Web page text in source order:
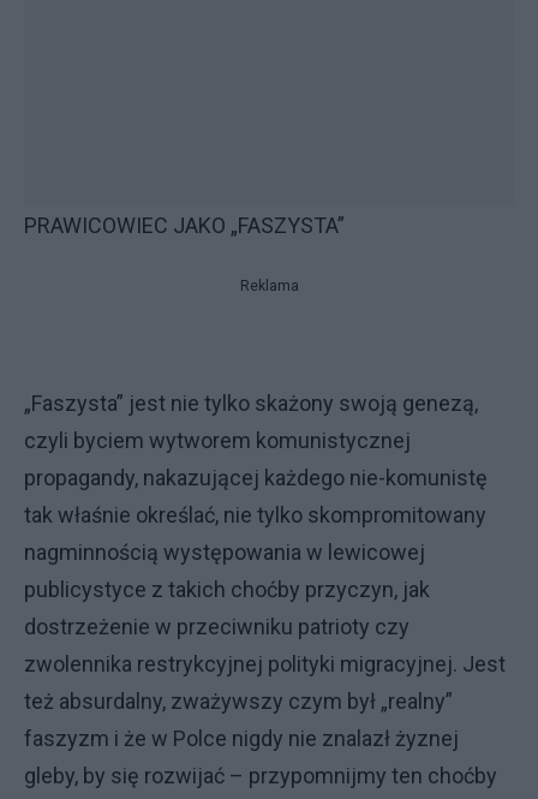
PRAWICOWIEC JAKO „FASZYSTA”
Reklama
„Faszysta” jest nie tylko skażony swoją genezą,
czyli byciem wytworem komunistycznej
propagandy, nakazującej każdego nie-komunistę
tak właśnie określać, nie tylko skompromitowany
nagminnością występowania w lewicowej
publicystyce z takich choćby przyczyn, jak
dostrzeżenie w przeciwniku patrioty czy
zwolennika restrykcyjnej polityki migracyjnej. Jest
też absurdalny, zważywszy czym był „realny”
faszyzm i że w Polce nigdy nie znalazł żyznej
gleby, by się rozwijać – przypomnijmy ten choćby